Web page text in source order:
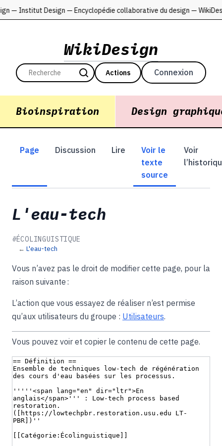
— Institut Design — Encyclopédie collaborative du design —
WikiDesign
Actions Connexion
Bioinspiration Design
Page Discussion Lire
Voir le
texte
source
Voir
L'eau-tech
#ÉCOLINGUISTIQUE
←L'eau-tech
Vous n’avez pas le droit de modifier cette page, pour la
raison suivante :
L’action que vous essayez de réaliser n’est permise
qu’aux utilisateurs du groupe : Utilisateurs.
Vous pouvez voir et copier le contenu de cette page.